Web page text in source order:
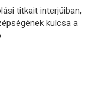
titkait interjúiban,
kulcsa a